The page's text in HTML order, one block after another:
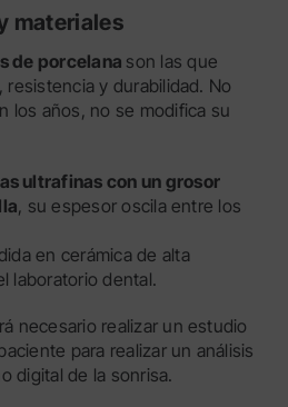
materiales
de porcelana son las que
y durabilidad. No
los años, no se modifica su
ultrafinas con un grosor
, su espesor oscila entre los
en cerámica de alta
laboratorio dental.
necesario realizar un estudio
para realizar un análisis
digital de la sonrisa.